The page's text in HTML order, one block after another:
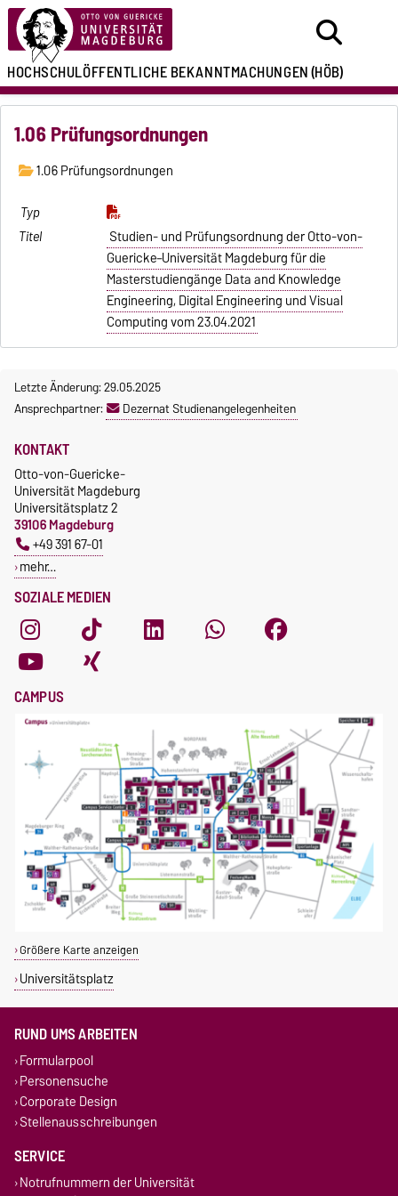
HOCHSCHULÖFFENTLICHEBEKANNTMACHUNGEN(HÖB)
1.06 Prüfungsordnungen
1.06 Prüfungsordnungen
Studien- und Prüfungsordnung der Otto-von-
Guericke–Universität Magdeburg für die
Masterstudiengänge Data and Knowledge
Engineering, Digital Engineering und Visual
Computing vom 23.04.2021
Letzte Änderung: 29.05.2025
Ansprechpartner:
Dezernat Studienangelegenheiten
SOZIALE MEDIEN
KONTAKT
Otto-von-Guericke-
Universität Magdeburg
Universitätsplatz 2
39106 Magdeburg
+49 391 67-01
mehr…
CAMPUS
Größere Karte anzeigen
Universitätsplatz
RUND UMS ARBEITEN
Formularpool
Personensuche
Corporate Design
Stellenausschreibungen
SERVICE
Notrufnummern der Universität